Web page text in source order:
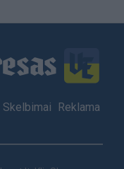
Skelbimai
Reklama